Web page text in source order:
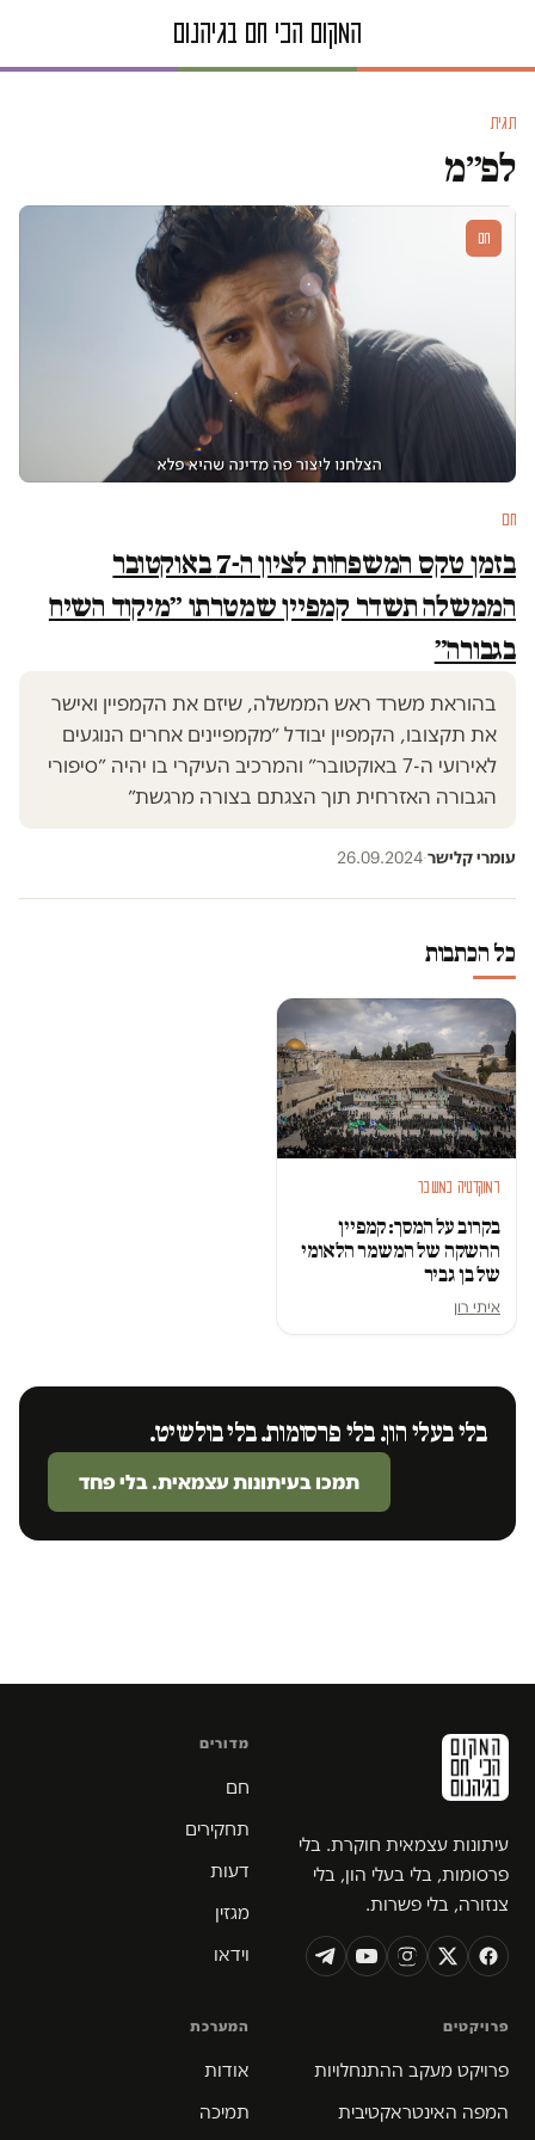
תגית
לפ״מ
חם
חם
בזמן טקס המשפחות לציון ה-7 באוקטובר
הממשלה תשדר קמפיין שמטרתו ״מיקוד השיח
בגבורה״
בהוראת משרד ראש הממשלה, שיזם את הקמפיין ואישר
את תקצובו, הקמפיין יבודל ״מקמפיינים אחרים הנוגעים
לאירועי ה-7 באוקטובר״ והמרכיב העיקרי בו יהיה ״סיפורי
הגבורה האזרחית תוך הצגתם בצורה מרגשת״
עומרי קלישר·
26.09.2024
כל הכתבות
דמוקרטיה במשבר
בקרוב על המסך: קמפיין
ההשקה של המשמר הלאומי
של בן גביר
איתי רון
בלי בעלי הון. בלי פרסומות. בלי בולשיט.
תמכו בעיתונות עצמאית. בלי פחד
עיתונות עצמאית חוקרת. בלי
פרסומות, בלי בעלי הון, בלי
צנזורה, בלי פשרות.
מדורים
חם
תחקירים
דעות
מגזין
וידאו
פרויקטים
פרויקט מעקב ההתנחלויות
המפה האינטראקטיבית
המערכת
אודות
תמיכה